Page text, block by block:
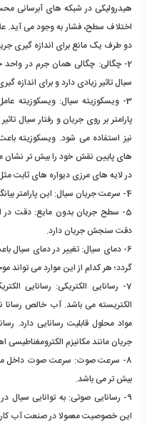
هیدرولیکی در شبکه های آبرسانی
اختلاف سطح، فشار به وجود می آید.
دو طرف یک مانع برای اندازه گیری
2- چگالی: چگالی همان جرم در
سیال تاثیر زیادی دارد و برای اندازه
3- ویسکوزیته سیال: ویسکوزیته
پارامتر بر روی جریان و رفتار سیال
نیز استفاده می شود. ویسکوزیته
های پایین نقش خود را بیش تر نشان
در لایه های مرزی دیواره های ثابت
4- سرعت جریان سیال: این پارامتر بیانگر سرعت میانگین سطح جریان می باشد.
5- سطح جریان بدون مایع: دقت در
دقت سنجش جریان دارد.
6- دمای سیال: تغییر در دمای سیال
گردد؛ هر کدام از این موارد می
7- رسانایی الکتریکی: رسانایی
الکتریسته می باشد. آب خالص رسانا
مواد محلول قابلیت رسانایی دارد.
جریان مانند مکانیزم الکترومغناطیسی
8- سرعت صوت: سرعت صوت داخل
بیش تر می باشد.
9- رسانایی صوتی: به توانایی
این خصوصیت معمولا در صنعت آب